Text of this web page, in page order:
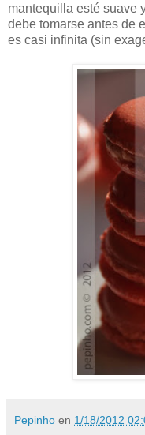
mantequilla esté suave
debe tomarse antes de
es casi infinita (sin
Pepinho en 1/18/2012